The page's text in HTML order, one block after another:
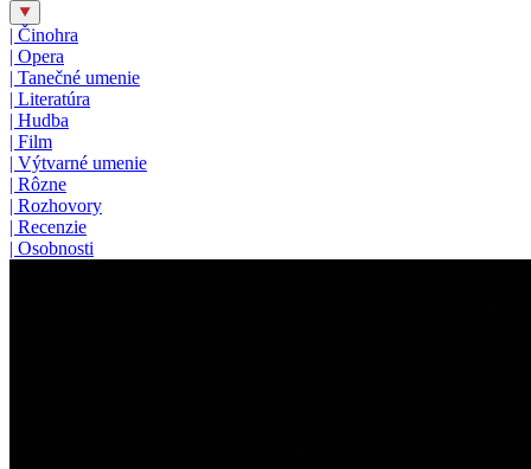
| Činohra
| Opera
| Tanečné umenie
| Literatúra
| Hudba
| Film
| Výtvarné umenie
| Rôzne
| Rozhovory
| Recenzie
| Osobnosti